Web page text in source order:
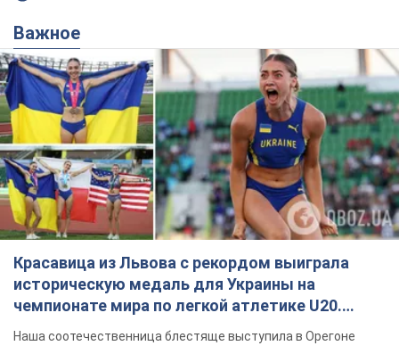
Важное
Красавица из Львова с рекордом выиграла
историческую медаль для Украины на
чемпионате мира по легкой атлетике U20.
Видео
Наша соотечественница блестяще выступила в Орегоне